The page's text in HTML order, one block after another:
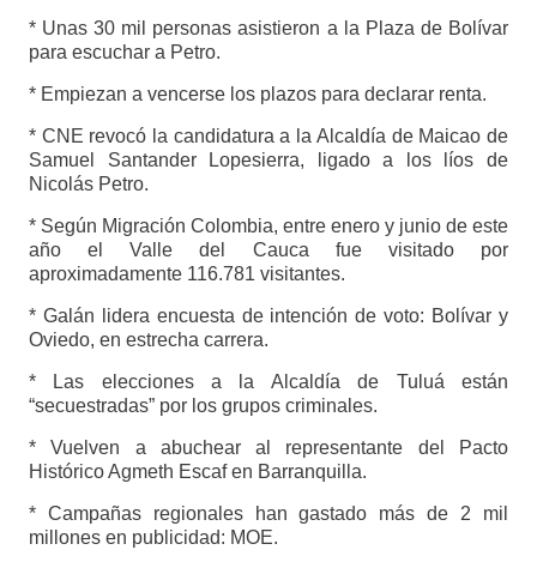
* Unas 30 mil personas asistieron a la Plaza de Bolívar
para escuchar a Petro.
* Empiezan a vencerse los plazos para declarar renta.
* CNE revocó la candidatura a la Alcaldía de Maicao de
Samuel Santander Lopesierra, ligado a los líos de
Nicolás Petro.
* Según Migración Colombia, entre enero y junio de este
año el Valle del Cauca fue visitado por
aproximadamente 116.781 visitantes.
* Galán lidera encuesta de intención de voto: Bolívar y
Oviedo, en estrecha carrera.
* Las elecciones a la Alcaldía de Tuluá están
“secuestradas” por los grupos criminales.
* Vuelven a abuchear al representante del Pacto
Histórico Agmeth Escaf en Barranquilla.
* Campañas regionales han gastado más de 2 mil
millones en publicidad: MOE.